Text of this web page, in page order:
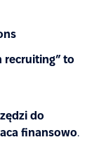
recruiting” to
do
finansowo.